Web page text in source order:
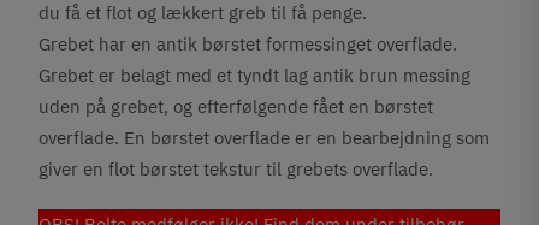
du få et flot og lækkert greb til få penge.
Grebet har en antik børstet formessinget overflade.
Grebet er belagt med et tyndt lag antik brun messing
uden på grebet, og efterfølgende fået en børstet
overflade. En børstet overflade er en bearbejdning som
giver en flot børstet tekstur til grebets overflade.